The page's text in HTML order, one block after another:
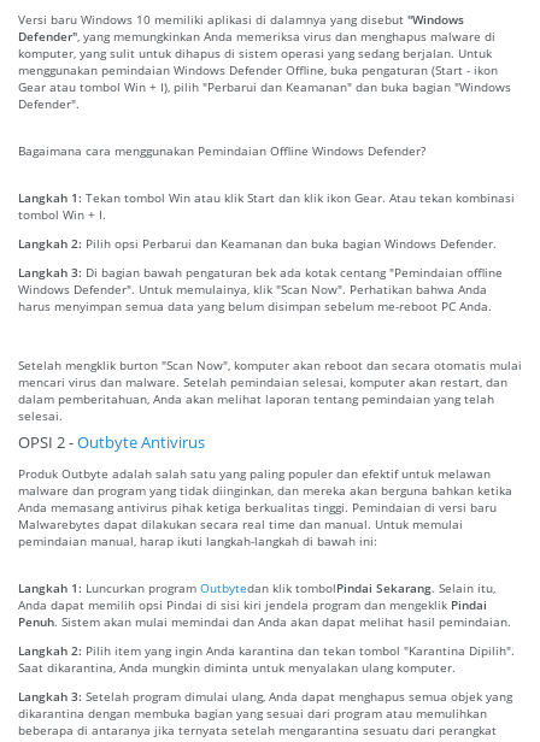
Versi baru Windows 10 memiliki aplikasi di dalamnya yang disebut "Windows
Defender" , yang memungkinkan Anda memeriksa virus dan menghapus malware di
komputer, yang sulit untuk dihapus di sistem operasi yang sedang berjalan. Untuk
menggunakan pemindaian Windows Defender Offline, buka pengaturan (Start - ikon
Gear atau tombol Win + I), pilih "Perbarui dan Keamanan" dan buka bagian "Windows
Defender".
Bagaimana cara menggunakan Pemindaian Offline Windows Defender?
Langkah 1: Tekan tombol Win atau klik Start dan klik ikon Gear. Atau tekan kombinasi
tombol Win + I.
Langkah 2: Pilih opsi Perbarui dan Keamanan dan buka bagian Windows Defender.
Langkah 3: Di bagian bawah pengaturan bek ada kotak centang "Pemindaian offline
Windows Defender". Untuk memulainya, klik "Scan Now". Perhatikan bahwa Anda
harus menyimpan semua data yang belum disimpan sebelum me-reboot PC Anda.
Setelah mengklik burton "Scan Now", komputer akan reboot dan secara otomatis mulai
mencari virus dan malware. Setelah pemindaian selesai, komputer akan restart, dan
dalam pemberitahuan, Anda akan melihat laporan tentang pemindaian yang telah
selesai.
OPSI 2 -Outbyte Antivirus
Produk Outbyte adalah salah satu yang paling populer dan efektif untuk melawan
malware dan program yang tidak diinginkan, dan mereka akan berguna bahkan ketika
Anda memasang antivirus pihak ketiga berkualitas tinggi. Pemindaian di versi baru
Malwarebytes dapat dilakukan secara real time dan manual. Untuk memulai
pemindaian manual, harap ikuti langkah-langkah di bawah ini:
Langkah 1: Luncurkan program Outbytedan klik tombolPindai Sekarang. Selain itu,
Anda dapat memilih opsi Pindai di sisi kiri jendela program dan mengeklik Pindai
Penuh. Sistem akan mulai memindai dan Anda akan dapat melihat hasil pemindaian.
Langkah 2: Pilih item yang ingin Anda karantina dan tekan tombol "Karantina Dipilih".
Saat dikarantina, Anda mungkin diminta untuk menyalakan ulang komputer.
Langkah 3: Setelah program dimulai ulang, Anda dapat menghapus semua objek yang
dikarantina dengan membuka bagian yang sesuai dari program atau memulihkan
beberapa di antaranya jika ternyata setelah mengarantina sesuatu dari perangkat